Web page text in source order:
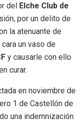
del
Elche Club de
por un delito de
la atenuante de
un vaso de
y causarle con ello
curar.
en noviembre de
1 de Castellón de
una indemnización